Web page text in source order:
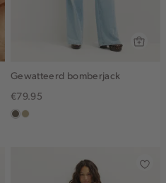
Gewatteerd bomberjack
€79.95
middenbruin
lichtkhaki